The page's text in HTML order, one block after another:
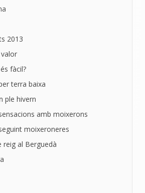
2013
fàcil?
terra baixa
ple hivern
amb moixerons
moixeroneres
reig al Berguedà